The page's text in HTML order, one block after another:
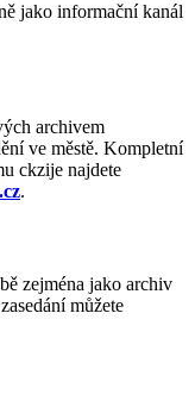
jako informační kanál
archivem
ve městě. Kompletní
ckzije najdete
.
zejména jako archiv
můžete